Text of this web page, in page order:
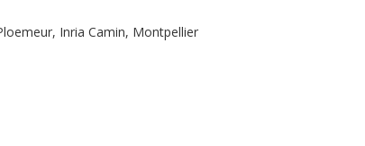
Inria Camin, Montpellier